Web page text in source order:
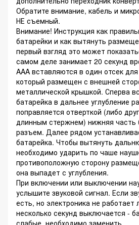
Обратите внимание, кабель и
НЕ съемный.
Внимание! Инструкция как
батарейки и как вытянуть
первый взгляд это может
самом деле занимает 20 секунд
AAA вставляются в один отсек
который размещен с внешней
металлической крышкой. Сперва
батарейка в дальнее углубление
поправляется отверткой (либо
длинным стержнем) нижняя часть
разъем. Далее рядом
батарейка. Чтобы вытянуть
необходимо ударить по чаше
противоположную сторону
она выпадет с углубления.
При включении или выключении
услышите звуковой сигнал. Если
есть, но электроника не работает
несколько секунд выключается -